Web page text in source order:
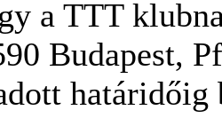
a TTT
Budapest,
határidőig